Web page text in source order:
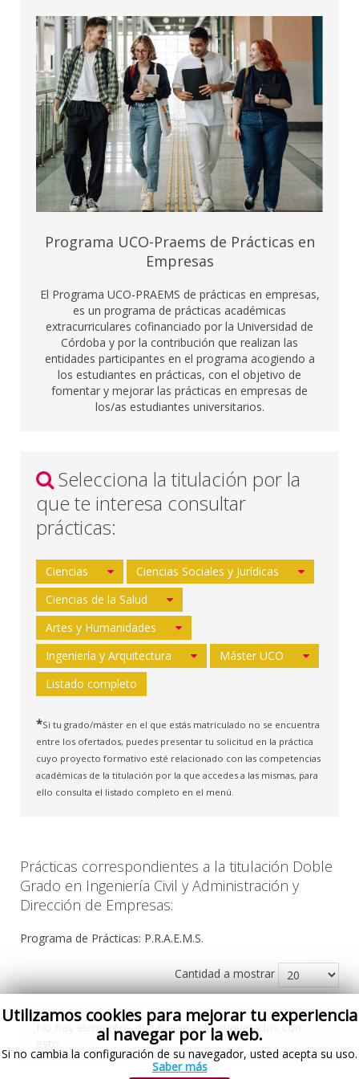
Programa UCO-Praems de Prácticas en
Empresas
El Programa UCO-PRAEMS de prácticas en empresas,
es un programa de prácticas académicas
extracurriculares cofinanciado por la Universidad de
Córdoba y por la contribución que realizan las
entidades participantes en el programa acogiendo a
los estudiantes en prácticas, con el objetivo de
fomentar y mejorar las prácticas en empresas de
los/as estudiantes universitarios.
Selecciona la titulación por la
que te interesa consultar
prácticas:
Ciencias
Ciencias Sociales y Jurídicas
Ciencias de la Salud
Artes y Humanidades
Ingeniería y Arquitectura
Máster UCO
Listado completo
*Si tu grado/máster en el que estás matriculado no se encuentra
entre los ofertados, puedes presentar tu solicitud en la práctica
cuyo proyecto formativo esté relacionado con las competencias
académicas de la titulación por la que accedes a las mismas, para
ello consulta el listado completo en el menú.
Prácticas correspondientes a la titulación Doble
Grado en Ingeniería Civil y Administración y
Dirección de Empresas:
Programa de Prácticas: P.R.A.E.M.S.
Cantidad a mostrar
No hay elementos que hayan sido etiquetados con
Utilizamos cookies para mejorar tu experiencia
al navegar por la web.
Si no cambia la configuración de su navegador, usted acepta su uso.
Saber más